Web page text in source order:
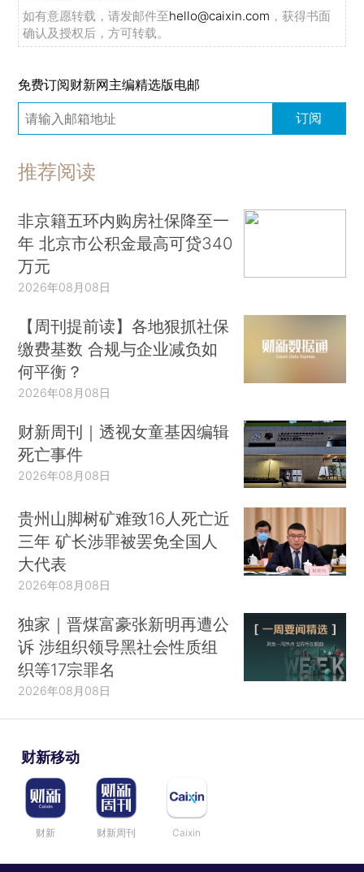
如有意愿转载，请发邮件至hello@caixin.com ，获得书面
确认及授权后，方可转载。
免费订阅财新网主编精选版电邮
订阅
推荐阅读
非京籍五环内购房社保降至一
年 北京市公积金最高可贷340
万元
2026年08月08日
【周刊提前读】各地狠抓社保
缴费基数 合规与企业减负如
何平衡？
2026年08月08日
财新周刊｜透视女童基因编辑
死亡事件
2026年08月08日
贵州山脚树矿难致16人死亡近
三年 矿长涉罪被罢免全国人
大代表
2026年08月08日
独家｜晋煤富豪张新明再遭公
诉 涉组织领导黑社会性质组
织等17宗罪名
2026年08月08日
财新移动
财新 财新周刊 Caixin